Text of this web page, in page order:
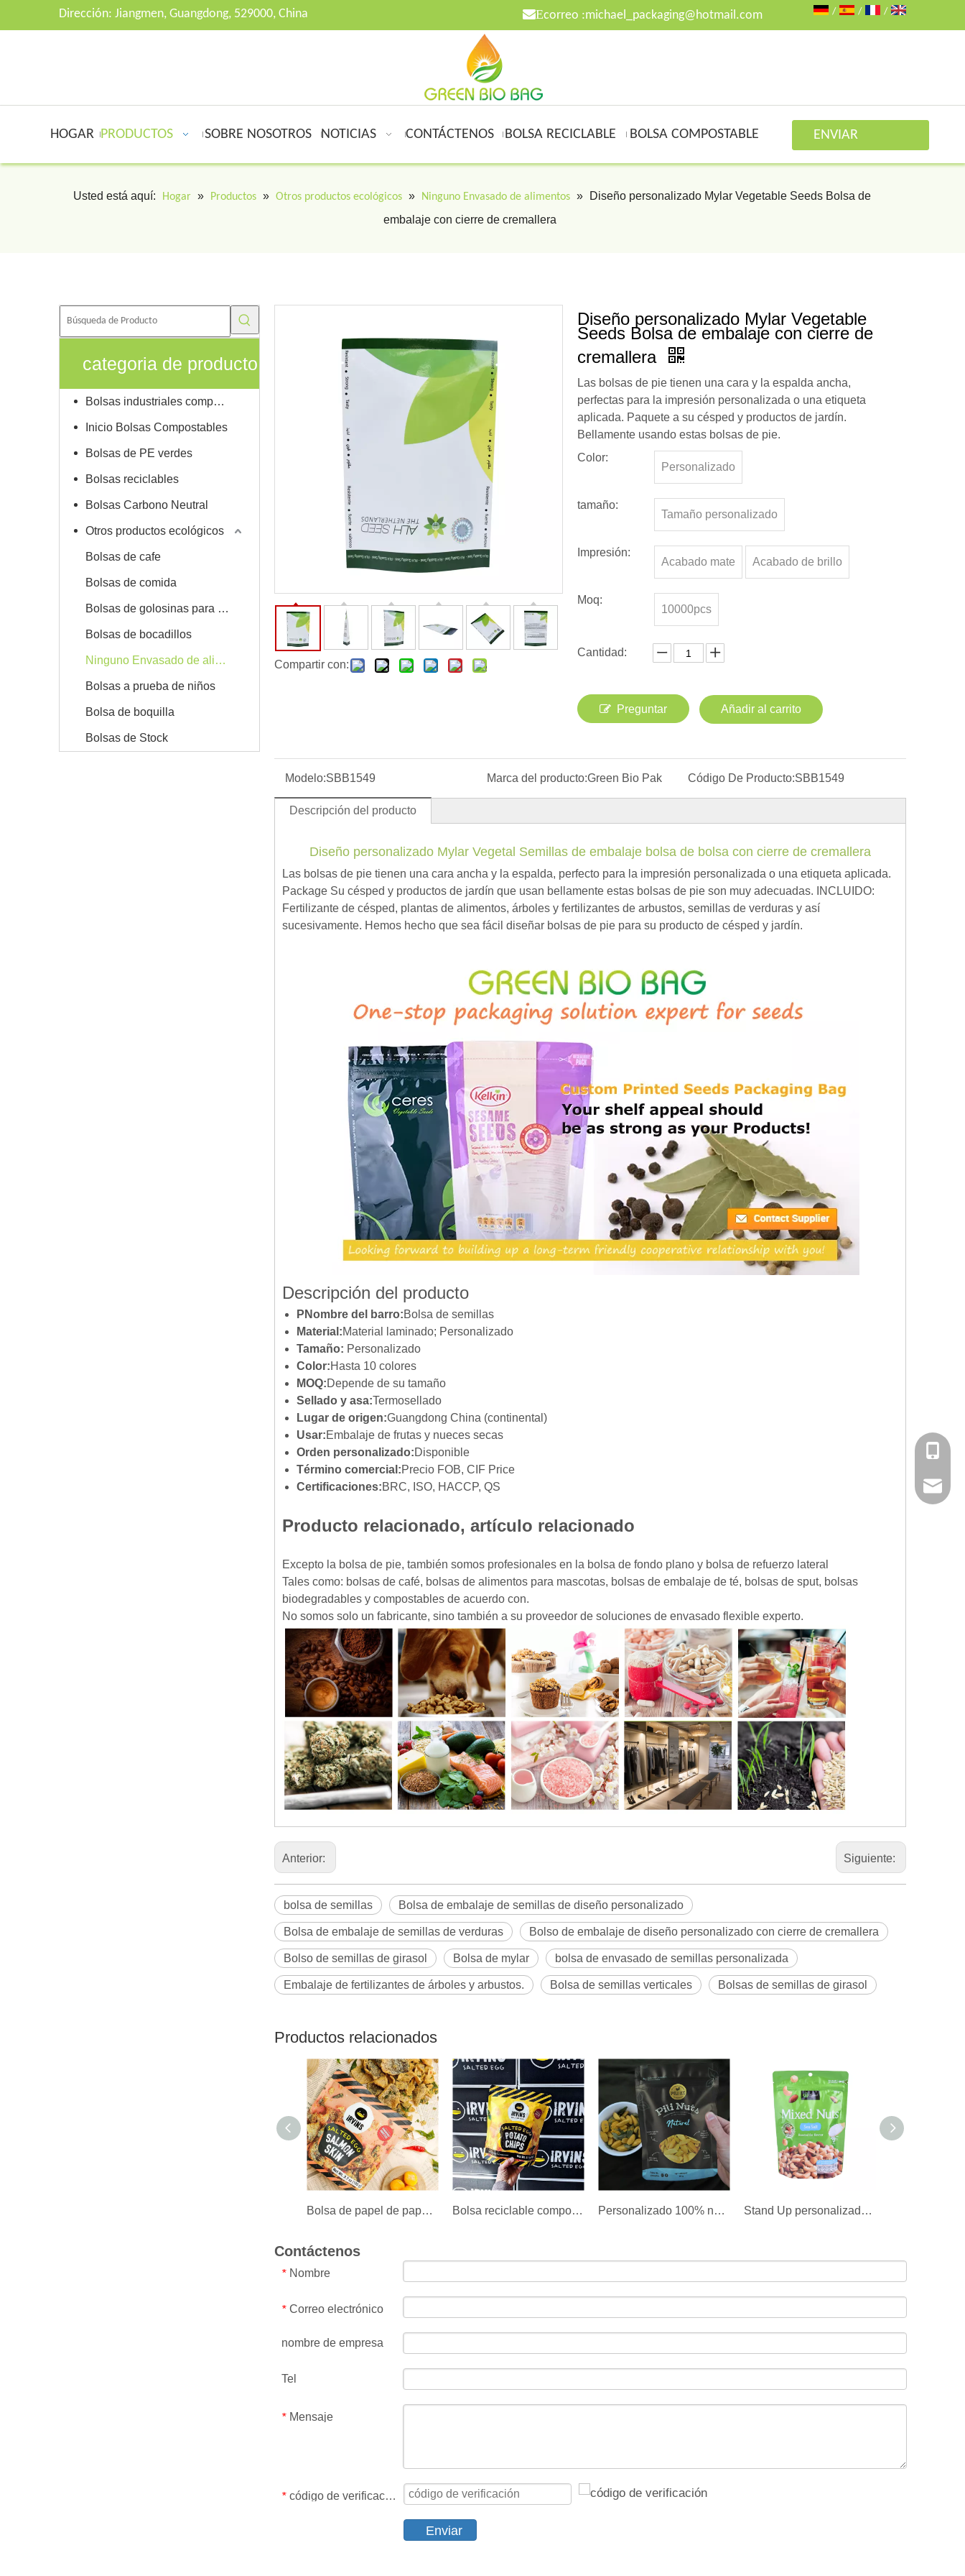
Dirección: Jiangmen, Guangdong, 529000, China Ecorreo :michael_packaging@hotmail.com / / /
HOGAR PRODUCTOS SOBRE NOSOTROS NOTICIAS CONTÁCTENOS BOLSA RECICLABLE BOLSA COMPOSTABLE
ENVIAR
CONSULTA
Usted está aquí: Hogar » Productos » Otros productos ecológicos » Ninguno Envasado de alimentos »
Diseño personalizado Mylar Vegetable Seeds Bolsa de
embalaje con cierre de cremallera
categoria de producto
Bolsas industriales compostables
Inicio Bolsas Compostables
Bolsas de PE verdes
Bolsas reciclables
Bolsas Carbono Neutral
Otros productos ecológicos
Bolsas de cafe
Bolsas de comida
Bolsas de golosinas para mascotas
Bolsas de bocadillos
Ninguno Envasado de alimentos
Bolsas a prueba de niños
Bolsa de boquilla
Bolsas de Stock
Compartir con:
Diseño personalizado Mylar Vegetable
Seeds Bolsa de embalaje con cierre de
cremallera
Las bolsas de pie tienen una cara y la espalda ancha,
perfectas para la impresión personalizada o una etiqueta
aplicada. Paquete a su césped y productos de jardín.
Bellamente usando estas bolsas de pie.
Color:
Personalizado
tamaño:
Tamaño personalizado
Impresión:
Acabado mate Acabado de brillo
Moq:
10000pcs
Cantidad:
Preguntar Añadir al carrito
Modelo:SBB1549 Marca del producto:Green Bio Pak Código De Producto:SBB1549
Descripción del producto
Diseño personalizado Mylar Vegetal Semillas de embalaje bolsa de bolsa con cierre de cremallera
Las bolsas de pie tienen una cara ancha y la espalda, perfecto para la impresión personalizada o una etiqueta aplicada.
Package Su césped y productos de jardín que usan bellamente estas bolsas de pie son muy adecuadas. INCLUIDO:
Fertilizante de césped, plantas de alimentos, árboles y fertilizantes de arbustos, semillas de verduras y así
sucesivamente. Hemos hecho que sea fácil diseñar bolsas de pie para su producto de césped y jardín.
Descripción del producto
P Nombre del barro:Bolsa de semillas
Material:Material laminado; Personalizado
Tamaño: Personalizado
Color:Hasta 10 colores
MOQ:Depende de su tamaño
Sellado y asa:Termosellado
Lugar de origen:Guangdong China (continental)
Usar:Embalaje de frutas y nueces secas
Orden personalizado:Disponible
Término comercial:Precio FOB, CIF Price
Certificaciones:BRC, ISO, HACCP, QS
Producto relacionado, artículo relacionado
Excepto la bolsa de pie, también somos profesionales en la bolsa de fondo plano y bolsa de refuerzo lateral
Tales como: bolsas de café, bolsas de alimentos para mascotas, bolsas de embalaje de té, bolsas de sput, bolsas
biodegradables y compostables de acuerdo con.
No somos solo un fabricante, sino también a su proveedor de soluciones de envasado flexible experto.
Anterior: Siguiente:
bolsa de semillas Bolsa de embalaje de semillas de diseño personalizado
Bolsa de embalaje de semillas de verduras Bolso de embalaje de diseño personalizado con cierre de cremallera
Bolso de semillas de girasol Bolsa de mylar bolsa de envasado de semillas personalizada
Embalaje de fertilizantes de árboles y arbustos. Bolsa de semillas verticales Bolsas de semillas de girasol
Productos relacionados
Bolsa de papel de papas compostable de 8 oz con impresión de diseño de logotipos personalizado Bolsa reciclable compostable personalizada papas fritas Personalizado 100% natural reciclable especias tuercas bocadillos embalajes de pie para nueces Stand Up personalizado mezcla de anacardos frutos secos bolsa de empaquetado bolsa para la venta
Contáctenos
* Nombre
* Correo electrónico
nombre de empresa
Tel
* Mensaje
* código de verificación
Enviar
Correo